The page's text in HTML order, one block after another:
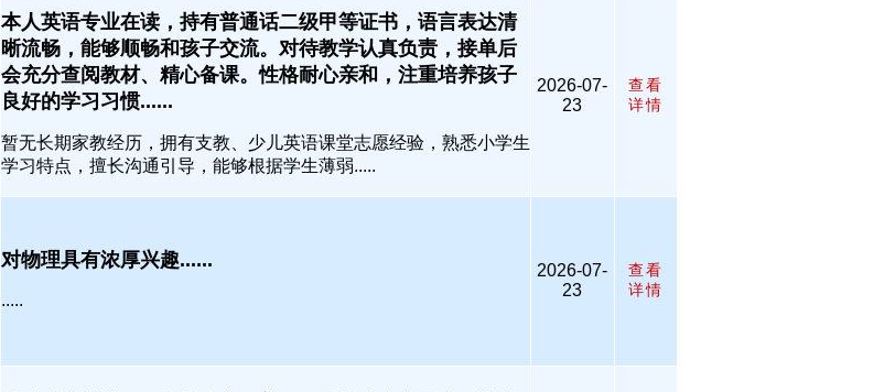
本人英语专业在读，持有普通话二级甲等证书，语言表达清
晰流畅，能够顺畅和孩子交流。对待教学认真负责，接单后
会充分查阅教材、精心备课。性格耐心亲和，注重培养孩子
良好的学习习惯......
暂无长期家教经历，拥有支教、少儿英语课堂志愿经验，熟悉小学生
学习特点，擅长沟通引导，能够根据学生薄弱.....
2026-07-
23
查看
详情
对物理具有浓厚兴趣......
.....
2026-07-
23
查看
详情